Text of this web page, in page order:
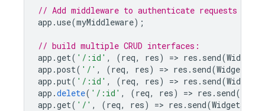
// Add middleware to authenticate requests
app .use(myMiddleware);
// build multiple CRUD interfaces:
app .get( '/:id' , (req, res) => res . send(Widgets
app .post( '/' , (req, res) => res . send(Widgets
app .put( '/:id' , (req, res) => res . send(Widgets
app .delete( '/:id' , (req, res) => res . send(
app .get( '/' , (req, res) => res . send(Widgets